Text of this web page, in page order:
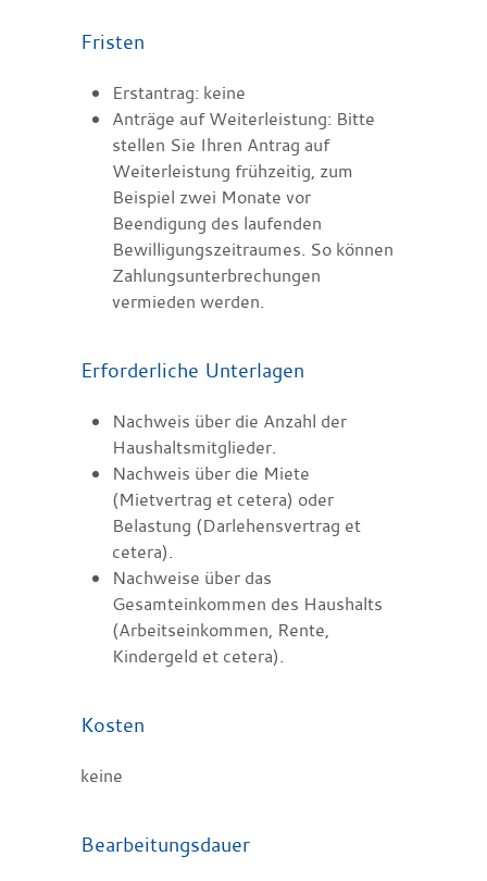
Fristen
Erstantrag: keine
Anträge auf Weiterleistung: Bitte
stellen Sie Ihren Antrag auf
Weiterleistung frühzeitig, zum
Beispiel zwei Monate vor
Beendigung des laufenden
Bewilligungszeitraumes. So können
Zahlungsunterbrechungen
vermieden werden.
Erforderliche Unterlagen
Nachweis über die Anzahl der
Haushaltsmitglieder.
Nachweis über die Miete
(Mietvertrag et cetera) oder
Belastung (Darlehensvertrag et
cetera).
Nachweise über das
Gesamteinkommen des Haushalts
(Arbeitseinkommen, Rente,
Kindergeld et cetera).
Kosten
keine
Bearbeitungsdauer